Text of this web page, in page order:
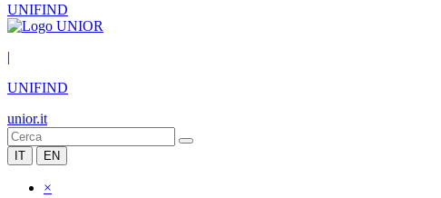
UNIFIND
|
UNIFIND
unior.it
IT EN
×